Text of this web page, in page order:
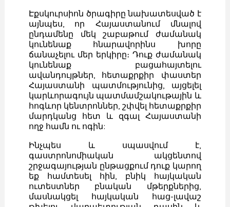
Էքսկուրսիոն ծրագիրը նախատեսված է
այնպես, որ Հայաստանում մնալով
ընդամենը մեկ շաբաթում ժամանակ
կունենաք հնարավորինս խորը
ճանաչելու մեր երկիրը։ Դուք ժամանակ
կունենաք բացահայտելու
ավանդույթներ, հետաքրքիր փաստեր
Հայաստանի պատմությունից, այցելել
կարևորագույն պատմամշակութային և
հոգևոր կենտրոններ, շփվել հետաքրքիր
մարդկանց հետ և զգալ Հայաստանի
ողջ համն ու ոգին:
Ինչպես և սպասվում է,
գաստրոնոմիական ակցենտով
շրջագայության ընթացքում դուք կարող
եք համտեսել հին, բնիկ հայկական
ուտեստներ բնական մթերքներից,
մասնակցել հայկական հաց-լավաշ